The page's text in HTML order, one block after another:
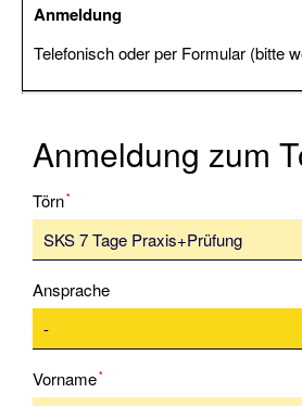
Modul
Nachtfahrt
Modul
Radartraining
Modul
Rettungsmanöver
Modul
Schwerwetter
Winterarbeiten
Anmeldung
Telefonisch oder per Formular (bitte
Anmeldung zum
Pflichtfeld
Törn*
Ansprache
Pflichtfeld
Vorname*